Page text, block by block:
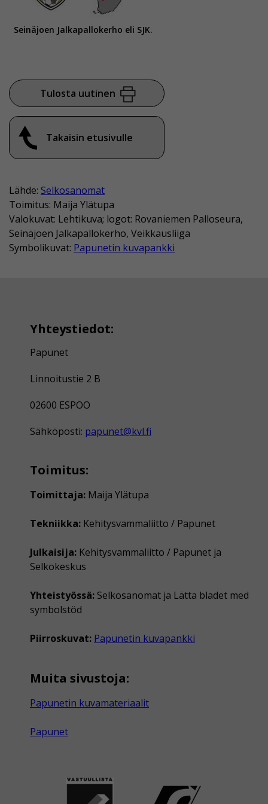
Seinäjoen Jalkapallokerho eli SJK.
Tulosta uutinen
Takaisin etusivulle
Lähde: Selkosanomat
Toimitus: Maija Ylätupa
Valokuvat: Lehtikuva; logot: Rovaniemen Palloseura,
Seinäjoen Jalkapallokerho, Veikkausliiga
Symbolikuvat: Papunetin kuvapankki
Yhteystiedot:
Papunet
Linnoitustie 2 B
02600 ESPOO
Sähköposti: papunet@kvl.fi
Toimitus:
Toimittaja: Maija Ylätupa
Tekniikka: Kehitysvammaliitto / Papunet
Julkaisija: Kehitysvammaliitto / Papunet ja
Selkokeskus
Yhteistyössä: Selkosanomat ja Lätta bladet med
symbolstöd
Piirroskuvat: Papunetin kuvapankki
Muita sivustoja:
Papunetin kuvamateriaalit
Papunet